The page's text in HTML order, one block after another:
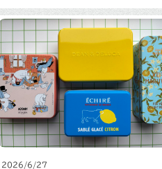
2026/6/27